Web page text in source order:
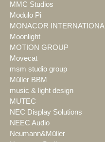
MMC Studios
Modulo Pi
MONACOR INTERNATIONAL
Moonlight
MOTION GROUP
Movecat
msm studio group
Müller BBM
music & light design
MUTEC
NEC Display Solutions
NEEC Audio
Neumann&Müller